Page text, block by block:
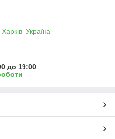
Україна
до 19:00